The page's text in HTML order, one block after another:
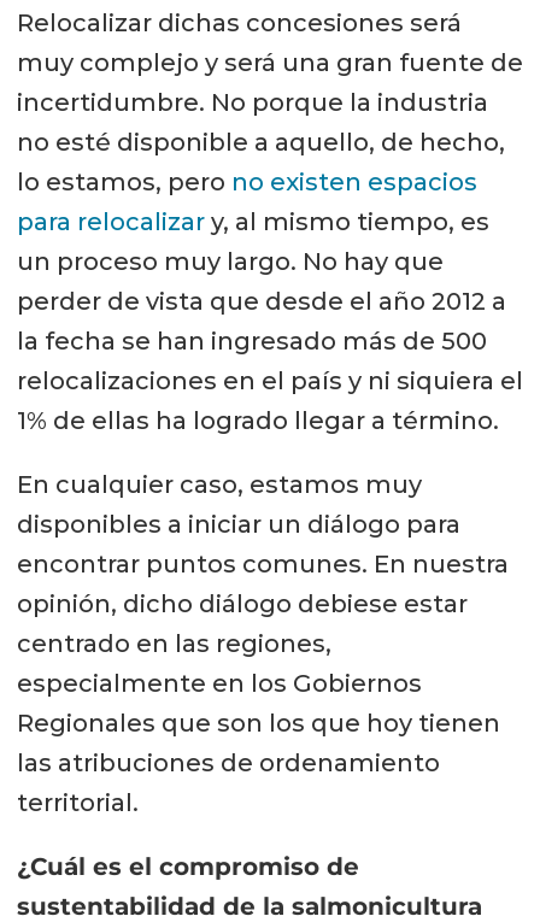
Relocalizar dichas concesiones será
muy complejo y será una gran fuente de
incertidumbre. No porque la industria
no esté disponible a aquello, de hecho,
lo estamos, pero no existen espacios
para relocalizary, al mismo tiempo, es
un proceso muy largo. No hay que
perder de vista que desde el año 2012 a
la fecha se han ingresado más de 500
relocalizaciones en el país y ni siquiera el
1% de ellas ha logrado llegar a término.
En cualquier caso, estamos muy
disponibles a iniciar un diálogo para
encontrar puntos comunes. En nuestra
opinión, dicho diálogo debiese estar
centrado en las regiones,
especialmente en los Gobiernos
Regionales que son los que hoy tienen
las atribuciones de ordenamiento
territorial.
¿Cuál es el compromiso de
sustentabilidad de la salmonicultura